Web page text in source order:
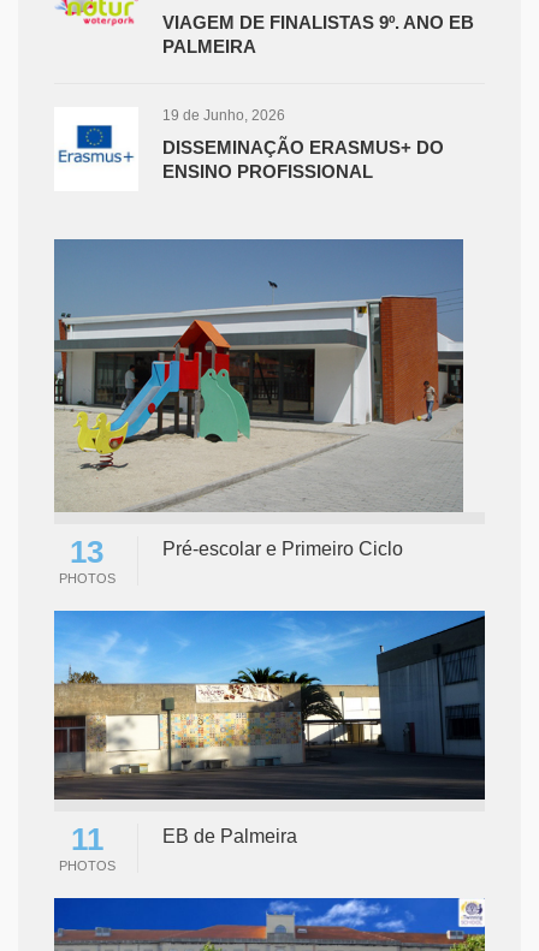
VIAGEM DE FINALISTAS 9º. ANO EB
PALMEIRA
19 de Junho, 2026
DISSEMINAÇÃO ERASMUS+ DO
ENSINO PROFISSIONAL
13
PHOTOS
Pré-escolar e Primeiro Ciclo
11
PHOTOS
EB de Palmeira